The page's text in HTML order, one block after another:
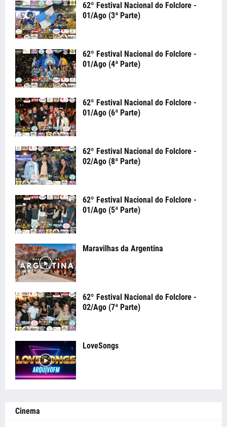
62º Festival Nacional do Folclore -
01/Ago (3ª Parte)
62º Festival Nacional do Folclore -
01/Ago (4ª Parte)
62º Festival Nacional do Folclore -
01/Ago (6ª Parte)
62º Festival Nacional do Folclore -
02/Ago (8ª Parte)
62º Festival Nacional do Folclore -
01/Ago (5ª Parte)
Maravilhas da Argentina
62º Festival Nacional do Folclore -
02/Ago (7ª Parte)
LoveSongs
Cinema